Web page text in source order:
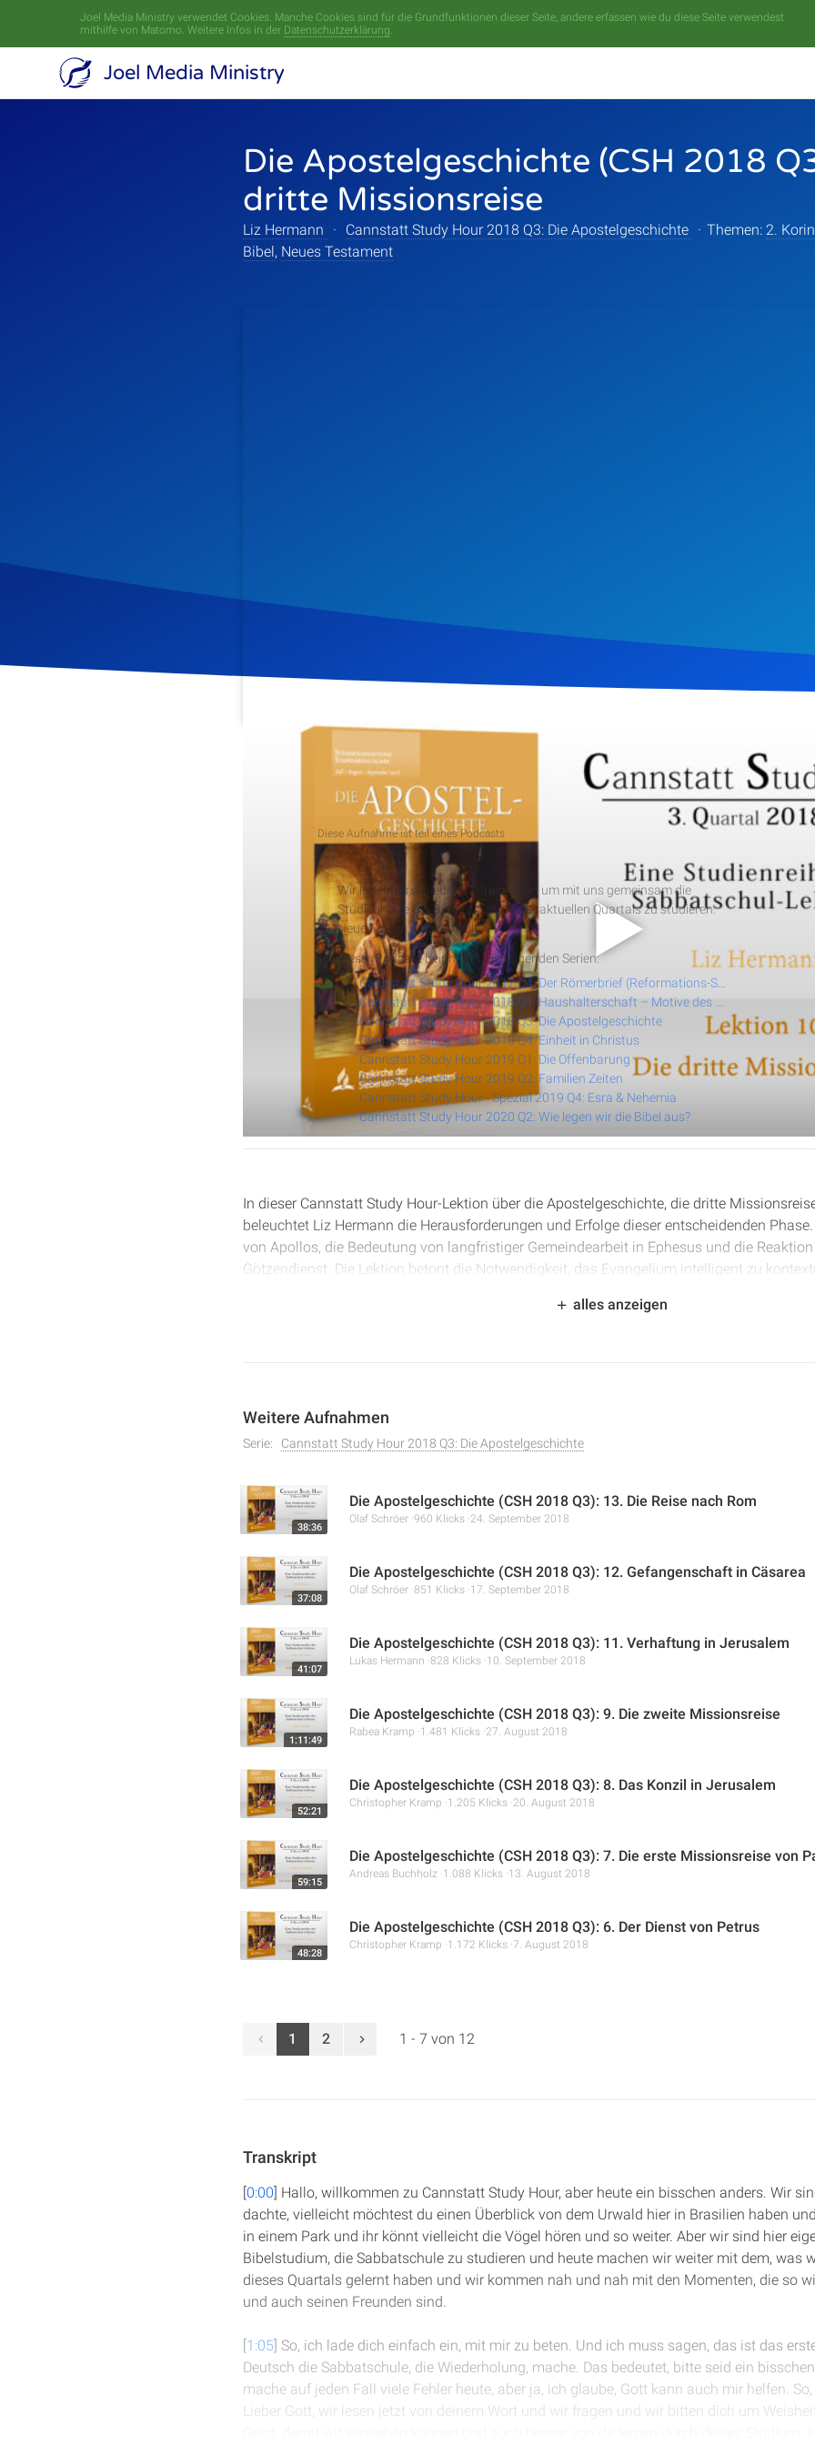
Joel Media Ministry verwendet Cookies. Manche Cookies sind für die Grundfunktionen dieser Seite, andere erfassen wie du diese Seite verwendest
mithilfe von Matomo. Weitere Infos in der Datenschutzerklärung.
Joel Media Ministry
Die Apostelgeschichte (CSH 2018
dritte Missionsreise
Liz Hermann · Cannstatt Study Hour 2018 Q3: Die Apostelgeschichte · Themen: 2.
Bibel, Neues Testament
Veröffentlicht am 4. September 2018 Klicks Download
Diese Aufnahme ist teil eines Podcasts
Cannstatt Study Hour
Wir laden verschiedene Sprecher ein um mit uns gemeinsam die
Studienhefte der Sabbat Schule des aktuellen Quartals zu studieren.
Neue Folgen wöchentlich!
Dieser Podcast beinhaltet die folgenden Serien:
Cannstatt Study Hour 2017 Q4: Der Römerbrief (Reformations-Spezial)
Cannstatt Study Hour 2018 Q3: Die Apostelgeschichte
Cannstatt Study Hour 2018 Q4: Einheit in Christus
Cannstatt Study Hour 2019 Q1: Die Offenbarung
Cannstatt Study Hour 2019 Q2: Familien Zeiten
Cannstatt Study Hour - Spezial 2019 Q4: Esra & Nehemia
Cannstatt Study Hour 2020 Q2: Wie legen wir die Bibel aus?
RSS-Feed
In dieser Cannstatt Study Hour-Lektion über die Apostelgeschichte, die dritte
beleuchtet Liz Hermann die Herausforderungen und Erfolge dieser entscheidenden
von Apollos, die Bedeutung von langfristiger Gemeindearbeit in Ephesus und die
Götzendienst. Die Lektion betont die Notwendigkeit, das Evangelium intelligent zu
Bedeutung des Vertrauens auf Gottes Willen angesichts von Schwierigkeiten
alles anzeigen
Weitere Aufnahmen
Serie: Cannstatt Study Hour 2018 Q3: Die Apostelgeschichte
38:36
Die Apostelgeschichte (CSH 2018 Q3): 13. Die Reise nach Rom
Olaf Schröer 960 Klicks 24. September 2018
37:08
Die Apostelgeschichte (CSH 2018 Q3): 12. Gefangenschaft in Cäsarea
Olaf Schröer 851 Klicks 17. September 2018
41:07
Die Apostelgeschichte (CSH 2018 Q3): 11. Verhaftung in Jerusalem
Lukas Hermann 828 Klicks 10. September 2018
1:11:49
Die Apostelgeschichte (CSH 2018 Q3): 9. Die zweite Missionsreise
Rabea Kramp 1.481 Klicks 27. August 2018
52:21
Die Apostelgeschichte (CSH 2018 Q3): 8. Das Konzil in Jerusalem
Christopher Kramp 1.205 Klicks 20. August 2018
59:15
Die Apostelgeschichte (CSH 2018 Q3): 7. Die erste Missionsreise von
Andreas Buchholz 1.088 Klicks 13. August 2018
48:28
Die Apostelgeschichte (CSH 2018 Q3): 6. Der Dienst von Petrus
Christopher Kramp 1.172 Klicks 7. August 2018
1 2 1 - 7 von 12
Transkript
[0:00] Hallo, willkommen zu Cannstatt Study Hour, aber heute ein bisschen anders. Wir
dachte, vielleicht möchtest du einen Überblick von dem Urwald hier in Brasilien haben
in einem Park und ihr könnt vielleicht die Vögel hören und so weiter. Aber wir sind hier
Bibelstudium, die Sabbatschule zu studieren und heute machen wir weiter mit dem, was
dieses Quartals gelernt haben und wir kommen nah und nah mit den Momenten, die so
und auch seinen Freunden sind.
[1:05] So, ich lade dich einfach ein, mit mir zu beten. Und ich muss sagen, das ist das
Deutsch die Sabbatschule, die Wiederholung, mache. Das bedeutet, bitte seid ein
mache auf jeden Fall viele Fehler heute, aber ja, ich glaube, Gott kann auch mir helfen.
Lieber Gott, wir lesen jetzt von deinem Wort und wir fragen und wir bitten dich um